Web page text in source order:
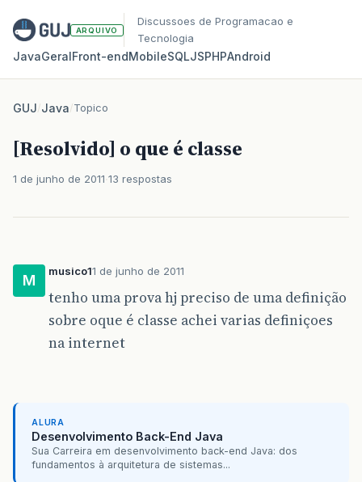
ARQUIVO
Discussoes de Programacao e
Tecnologia
JavaGeralFront‑endMobileSQLJSPHPAndroid
GUJ/Java/Topico
[Resolvido] o que é classe
1 de junho de 2011 13 respostas
M
musico11 de junho de 2011
tenho uma prova hj preciso de uma definição
sobre oque é classe achei varias definiçoes
na internet
ALURA
Desenvolvimento Back-End Java
Sua Carreira em desenvolvimento back-end Java: dos
fundamentos à arquitetura de sistemas...